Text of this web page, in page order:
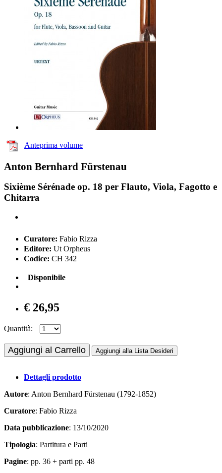
Anteprima volume
Anton Bernhard Fürstenau
Sixième Sérénade op. 18 per Flauto, Viola, Fagotto e
Chitarra
Curatore: Fabio Rizza
Editore: Ut Orpheus
Codice: CH 342
Disponibile
€ 26,95
Quantità:
Aggiungi al Carrello Aggiungi alla Lista Desideri
Dettagli prodotto
Autore: Anton Bernhard Fürstenau (1792-1852)
Curatore: Fabio Rizza
Data pubblicazione: 13/10/2020
Tipologia: Partitura e Parti
Pagine: pp. 36 + parti pp. 48